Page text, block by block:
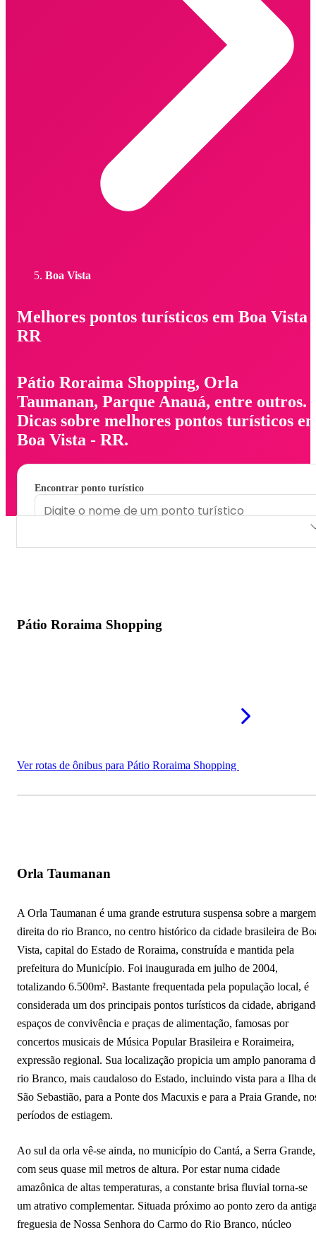
Boa Vista
Melhores pontos turísticos em Boa Vista
RR
Pátio Roraima Shopping, Orla
Taumanan, Parque Anauá, entre outros.
Dicas sobre melhores pontos turísticos
Boa Vista - RR.
Encontrar ponto turístico
Parque do Mirandinha
Pátio Roraima Shopping
Ver rotas de ônibus para Pátio Roraima Shopping
Orla Taumanan
A Orla Taumanan é uma grande estrutura suspensa sobre a margem
direita do rio Branco, no centro histórico da cidade brasileira de
Vista, capital do Estado de Roraima, construída e mantida pela
prefeitura do Município. Foi inaugurada em julho de 2004,
totalizando 6.500m². Bastante frequentada pela população local, é
considerada um dos principais pontos turísticos da cidade,
espaços de convivência e praças de alimentação, famosas por
concertos musicais de Música Popular Brasileira e Roraimeira,
expressão regional. Sua localização propicia um amplo panorama
rio Branco, mais caudaloso do Estado, incluindo vista para a Ilha
São Sebastião, para a Ponte dos Macuxis e para a Praia Grande,
períodos de estiagem.
Ao sul da orla vê-se ainda, no município do Cantá, a Serra Grande,
com seus quase mil metros de altura. Por estar numa cidade
amazônica de altas temperaturas, a constante brisa fluvial torna-se
um atrativo complementar. Situada próximo ao ponto zero da
freguesia de Nossa Senhora do Carmo do Rio Branco, núcleo